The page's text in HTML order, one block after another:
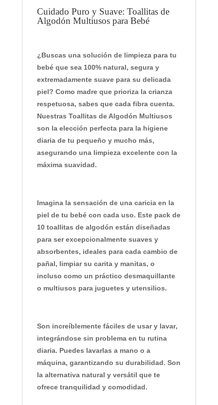
Cuidado Puro y Suave: Toallitas de
Algodón Multiusos para Bebé
¿Buscas una solución de limpieza para tu
bebé que sea 100% natural, segura y
extremadamente suave para su delicada
piel? Como madre que prioriza la crianza
respetuosa, sabes que cada fibra cuenta.
Nuestras Toallitas de Algodón Multiusos
son la elección perfecta para la higiene
diaria de tu pequeño y mucho más,
asegurando una limpieza excelente con la
máxima suavidad.
Imagina la sensación de una caricia en la
piel de tu bebé con cada uso. Este pack de
10 toallitas de algodón están diseñadas
para ser excepcionalmente suaves y
absorbentes, ideales para cada cambio de
pañal, limpiar su carita y manitas, o
incluso como un práctico desmaquillante
o multiusos para juguetes y utensilios.
Son increíblemente fáciles de usar y lavar,
integrándose sin problema en tu rutina
diaria. Puedes lavarlas a mano o a
máquina, garantizando su durabilidad. Son
la alternativa natural y versátil que te
ofrece tranquilidad y comodidad.